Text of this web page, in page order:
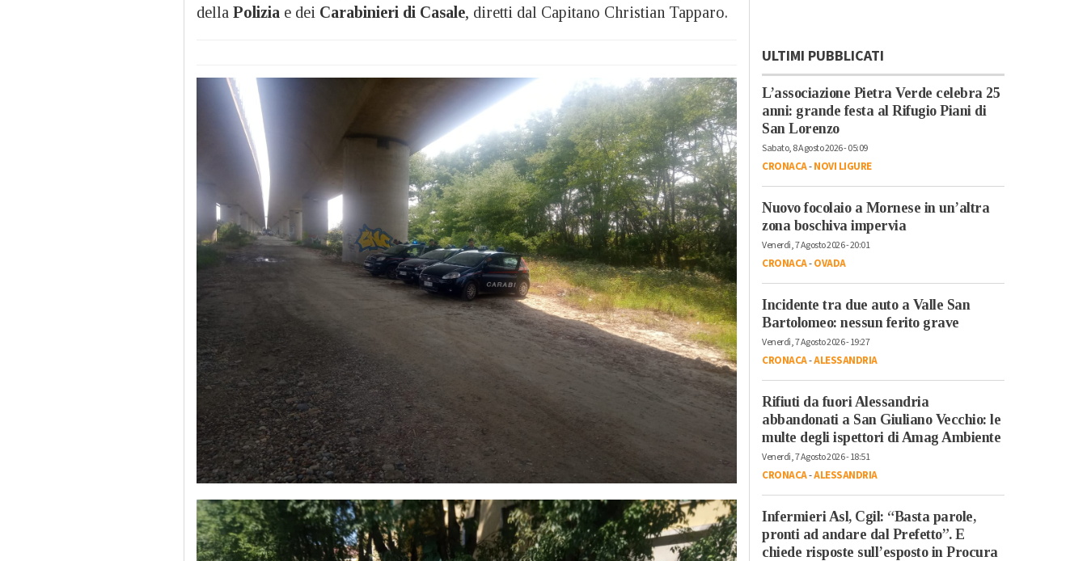
della Polizia e dei Carabinieri di Casale, diretti dal Capitano Christian Tapparo.
ULTIMI PUBBLICATI
L’associazione Pietra Verde celebra 25
anni: grande festa al Rifugio Piani di
San Lorenzo
Sabato, 8 Agosto 2026 - 05:09
CRONACA-NOVI LIGURE
Nuovo focolaio a Mornese in un’altra
zona boschiva impervia
Venerdì, 7 Agosto 2026 - 20:01
CRONACA-OVADA
Incidente tra due auto a Valle San
Bartolomeo: nessun ferito grave
Venerdì, 7 Agosto 2026 - 19:27
CRONACA-ALESSANDRIA
Rifiuti da fuori Alessandria
abbandonati a San Giuliano Vecchio: le
multe degli ispettori di Amag Ambiente
Venerdì, 7 Agosto 2026 - 18:51
CRONACA-ALESSANDRIA
Infermieri Asl, Cgil: “Basta parole,
pronti ad andare dal Prefetto”. E
chiede risposte sull’esposto in Procura